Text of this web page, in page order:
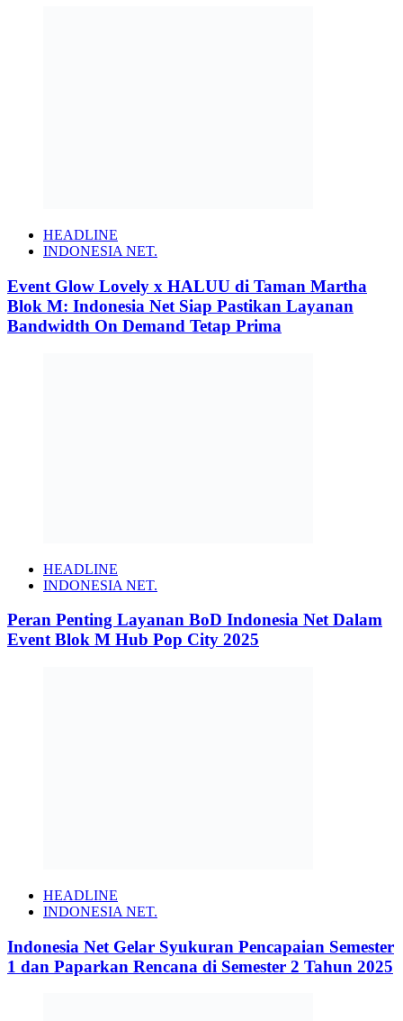
HEADLINE
INDONESIA NET.
Event Glow Lovely x HALUU di Taman Martha
Blok M: Indonesia Net Siap Pastikan Layanan
Bandwidth On Demand Tetap Prima
HEADLINE
INDONESIA NET.
Peran Penting Layanan BoD Indonesia Net Dalam
Event Blok M Hub Pop City 2025
HEADLINE
INDONESIA NET.
Indonesia Net Gelar Syukuran Pencapaian Semester
1 dan Paparkan Rencana di Semester 2 Tahun 2025